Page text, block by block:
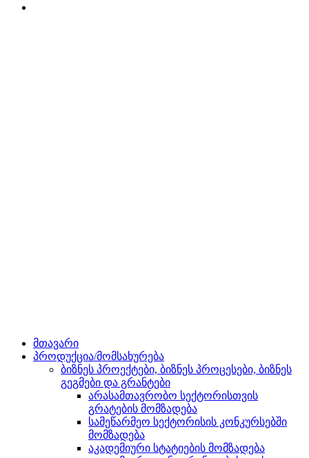
მთავარი
პროდუქცია/მომსახურება
ბიზნეს პროექტები, ბიზნეს პროცესები, ბიზნეს
გეგმები და გრანტები
არასამთავრობო სექტორისთვის
გრატების მომზადება
სამეწარმეო სექტორისის კონკურსებში
მომზადება
აკადემიური სტატიების მომზადება